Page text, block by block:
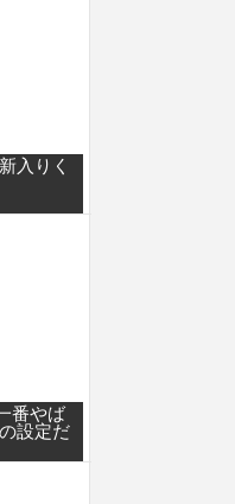
入りく
番やば
設定だ